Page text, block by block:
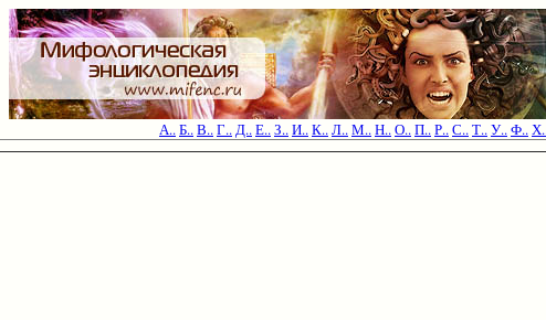
А..Б..В..Г..Д..Е..З..И..К..Л..М..Н..О..П..Р..С..Т..У..Ф..